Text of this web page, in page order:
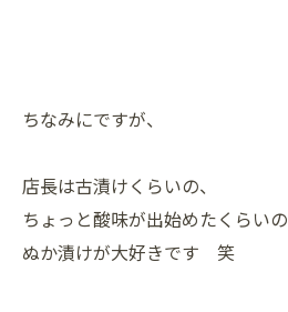
ちなみにですが、
店長は古漬けくらいの、
ちょっと酸味が出始めたくらいの
ぬか漬けが大好きです 笑